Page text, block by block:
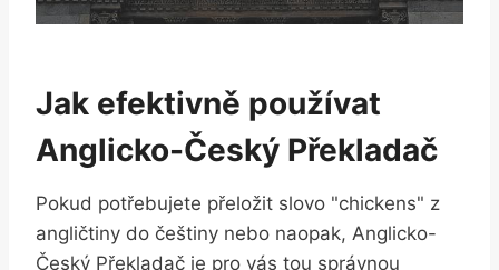
Jak efektivně používat
Anglicko-Český Překladač
Pokud potřebujete přeložit slovo "chickens" z
angličtiny do češtiny nebo naopak, Anglicko-
Český Překladač je pro vás tou správnou